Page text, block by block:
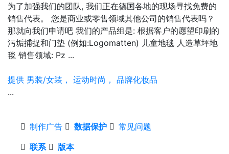
为了加强我们的团队, 我们正在德国各地的现场寻找免费的
销售代表。 您是商业或零售领域其他公司的销售代表吗？
那就向我们申请吧 我们的产品组是: 根据客户的愿望印刷的
污垢捕捉和门垫 (例如:Logomatten) 儿童地毯 人造草坪地
毯 销售领域: Pz ...
提供 男装/女装， 运动时尚， 品牌化妆品
...
制作广告 数据保护 常见问题
联系 版本